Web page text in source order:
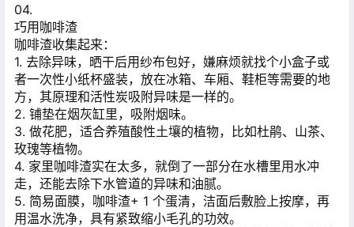
04.
巧用咖啡渣
咖啡渣收集起来：
1. 去除异味，晒干后用纱布包好，嫌麻烦就找个小盒子或
者一次性小纸杯盛装，放在冰箱、车厢、鞋柜等需要的地
方，其原理和活性炭吸附异味是一样的。
2. 铺垫在烟灰缸里，吸附烟味。
3. 做花肥，适合养殖酸性土壤的植物，比如杜鹃、山茶、
玫瑰等植物。
4. 家里咖啡渣实在太多，就倒了一部分在水槽里用水冲
走，还能去除下水管道的异味和油腻。
5. 简易面膜，咖啡渣+ 1 个蛋清，洁面后敷脸上按摩，再
用温水洗净，具有紧致缩小毛孔的功效。